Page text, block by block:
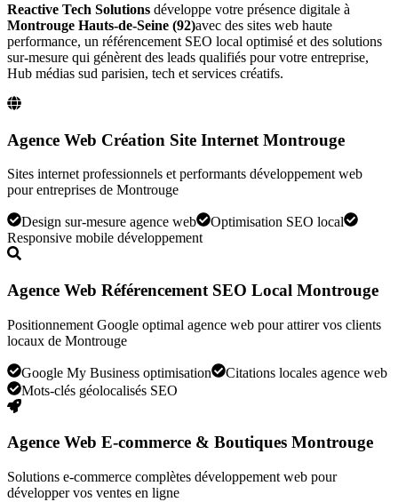
Reactive Tech Solutions développe votre présence digitale à
Montrouge Hauts-de-Seine (92)avec des sites web haute
performance, un référencement SEO local optimisé et des solutions
sur-mesure qui génèrent des leads qualifiés pour votre entreprise,
Hub médias sud parisien, tech et services créatifs.
Agence Web Création Site Internet Montrouge
Sites internet professionnels et performants développement web
pour entreprises de Montrouge
Design sur-mesure agence web
Optimisation SEO local
Responsive mobile développement
Agence Web Référencement SEO Local Montrouge
Positionnement Google optimal agence web pour attirer vos clients
locaux de Montrouge
Google My Business optimisation
Citations locales agence web
Mots-clés géolocalisés SEO
Agence Web E-commerce & Boutiques Montrouge
Solutions e-commerce complètes développement web pour
développer vos ventes en ligne